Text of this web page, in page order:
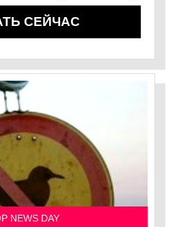
СЕЙЧАС
NEWS DAY